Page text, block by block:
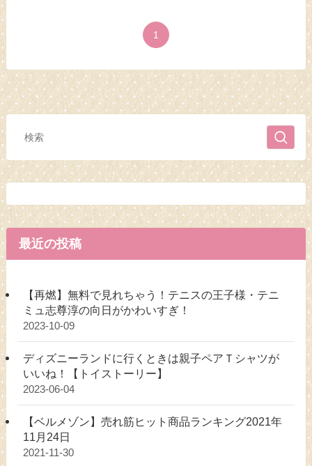
1
最近の投稿
【再燃】無料で見れちゃう！テニスの王子様・テニ
ミュ志尊淳の向日がかわいすぎ！
2023-10-09
ディズニーランドに行くときは親子ペアＴシャツが
いいね！【トイストーリー】
2023-06-04
【ベルメゾン】売れ筋ヒット商品ランキング2021年
11月24日
2021-11-30